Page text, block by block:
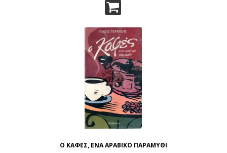
Ο ΚΑΦΕΣ, ΕΝΑ ΑΡΑΒΙΚΟ ΠΑΡΑΜΥΘΙ